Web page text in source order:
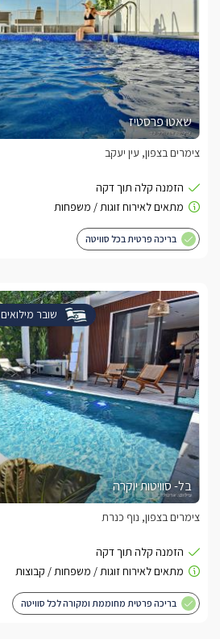
שאטו פרסטיז
צימרים בצפון, עין יעקב
בריכה פרטית בכל סוויטה
שובר מילואים
בל- סוויטות יוקרה
צימרים בצפון, נוף כנרת
בריכה פרטית מחוממת ומקורה לכל סוויטה